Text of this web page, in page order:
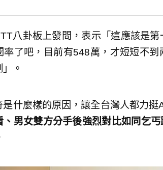
八卦板上發問，表示「這應該是
率了吧，目前有548萬，才短短不
。
是什麼樣的原因，讓全台灣人都力挺
、男女雙方分手後強烈對比如同乞